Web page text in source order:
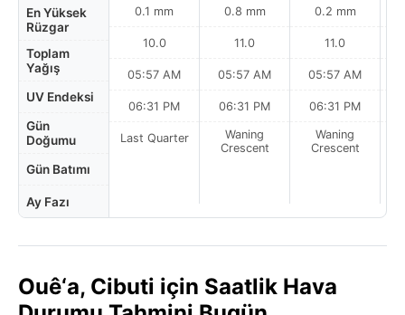
En Yüksek
Rüzgar
Toplam
Yağış
UV Endeksi
Gün
Doğumu
Gün Batımı
Ay Fazı
0.1 mm
10.0
05:57 AM
06:31 PM
Last Quarter
0.8 mm
11.0
05:57 AM
06:31 PM
Waning
Crescent
0.2 mm
11.0
05:57 AM
06:31 PM
Waning
Crescent
Ouê‘a, Cibuti için Saatlik Hava